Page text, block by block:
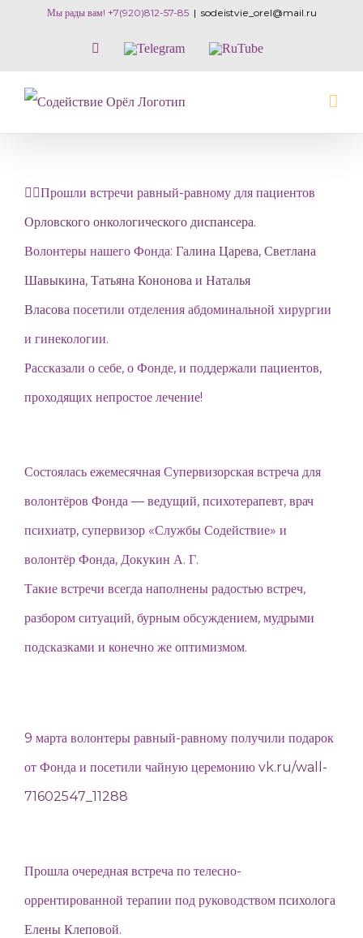
content
Мы рады вам! +7(920)812-57-85 | sodeistvie_orel@mail.ru
Telegram RuTube
🙋‍♂️Прошли встречи равный-равному для пациентов
Орловского онкологического диспансера.
Волонтеры нашего Фонда: Галина Царева, Светлана
Шавыкина, Татьяна Кононова и Наталья
Власова посетили отделения абдоминальной хирургии
и гинекологии.
Рассказали о себе, о Фонде, и поддержали пациентов,
проходящих непростое лечение!
Состоялась ежемесячная Супервизорская встреча для
волонтёров Фонда — ведущий, психотерапевт, врач
психиатр, супервизор «Службы Содействие» и
волонтёр Фонда, Докукин А. Г.
Такие встречи всегда наполнены радостью встреч,
разбором ситуаций, бурным обсуждением, мудрыми
подсказками и конечно же оптимизмом.
9 марта волонтеры равный-равному получили подарок
от Фонда и посетили чайную церемонию vk.ru/wall-
71602547_11288
Прошла очередная встреча по телесно-
оррентированной терапии под руководством психолога
Елены Клеповой.